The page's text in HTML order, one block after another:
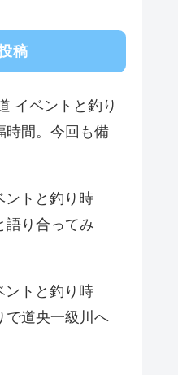
稿
イベントと釣り
時間。今回も備
ントと釣り時
語り合ってみ
ントと釣り時
で道央一級川へ